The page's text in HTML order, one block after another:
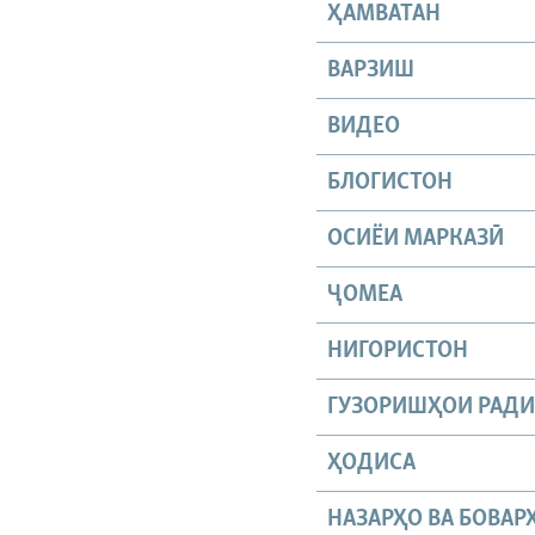
ҲАМВАТАН
ВАРЗИШ
ВИДЕО
БЛОГИСТОН
ОСИЁИ МАРКАЗӢ
ҶОМEА
НИГОРИСТОН
ГУЗОРИШҲОИ
ҲОДИСА
НАЗАРҲО ВА